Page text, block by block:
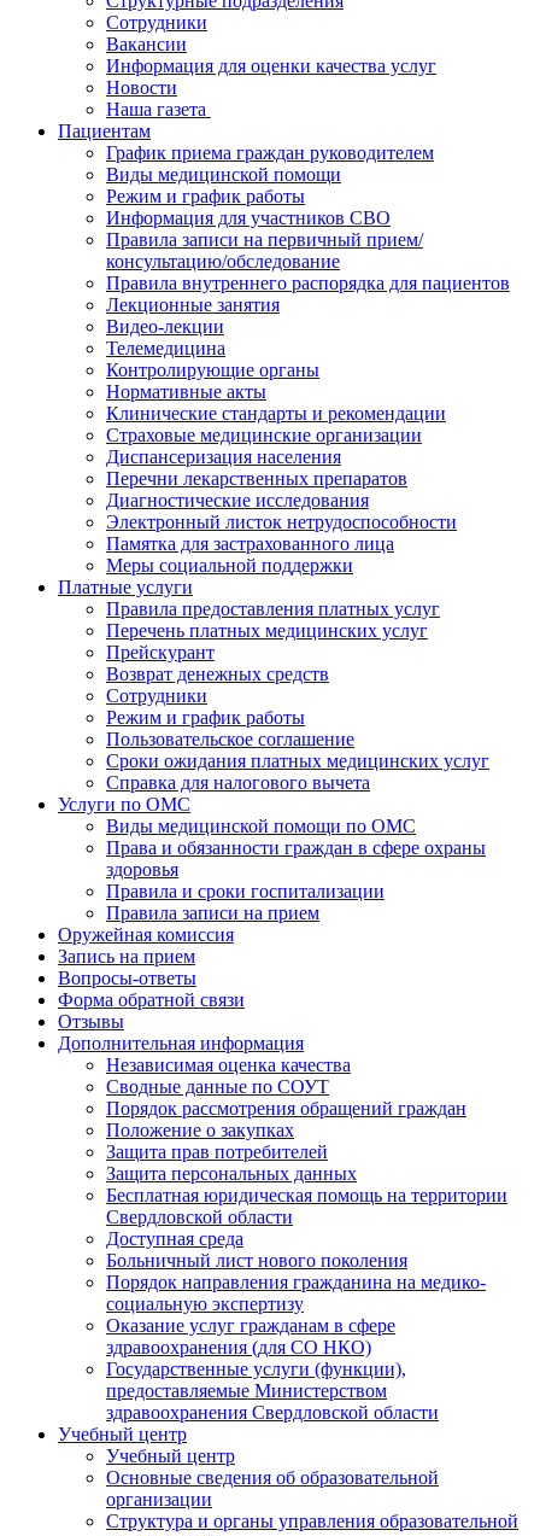
Сотрудники
Вакансии
Информация для оценки качества услуг
Новости
​​Наша газета
Пациентам
График приема граждан руководителем
Виды медицинской помощи
Режим и график работы
Информация для участников СВО
Правила записи на первичный прием/
консультацию/обследование
Правила внутреннего распорядка для пациентов
Лекционные занятия
Видео-лекции
Телемедицина
Контролирующие органы
Нормативные акты
Клинические стандарты и рекомендации
Страховые медицинские организации
Диспансеризация населения
Перечни лекарственных препаратов
Диагностические исследования
Электронный листок нетрудоспособности
Памятка для застрахованного лица
Меры социальной поддержки
Платные услуги
Правила предоставления платных услуг
Перечень платных медицинских услуг
Прейскурант
Возврат денежных средств
Сотрудники
Режим и график работы
Пользовательское соглашение
Сроки ожидания платных медицинских услуг
Справка для налогового вычета
Услуги по ОМС
Виды медицинской помощи по ОМС
Права и обязанности граждан в сфере охраны
здоровья
Правила и сроки госпитализации
Правила записи на прием
Оружейная комиссия
Запись на прием
Вопросы-ответы
Форма обратной связи
Отзывы
Дополнительная информация
Независимая оценка качества
Сводные данные по СОУТ
Порядок рассмотрения обращений граждан
Положение о закупках
Защита прав потребителей
Защита персональных данных
Бесплатная юридическая помощь на территории
Свердловской области
Доступная среда
Больничный лист нового поколения
Порядок направления гражданина на медико-
социальную экспертизу
Оказание услуг гражданам в сфере
здравоохранения (для СО НКО)
Государственные услуги (функции),
предоставляемые Министерством
здравоохранения Свердловской области
Учебный центр
Учебный центр
Основные сведения об образовательной
организации
Структура и органы управления образовательной